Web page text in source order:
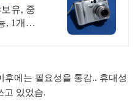
메라
유, 중
, 1개월
후에는 필요성을 통감.. 휴대성
고 있었슴.